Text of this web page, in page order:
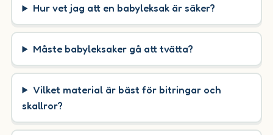
Hur vet jag att en babyleksak är säker?
Måste babyleksaker gå att tvätta?
Vilket material är bäst för bitringar och
skallror?